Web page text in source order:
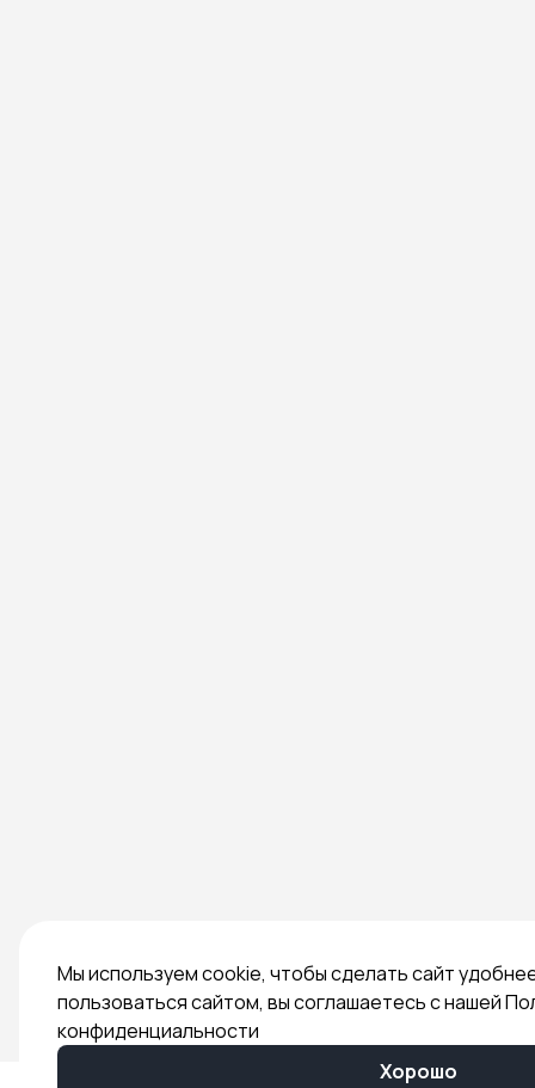
Мы используем cookie, чтобы сделать сайт
пользоваться сайтом, вы соглашаетесь с нашей
конфиденциальности
Хорошо